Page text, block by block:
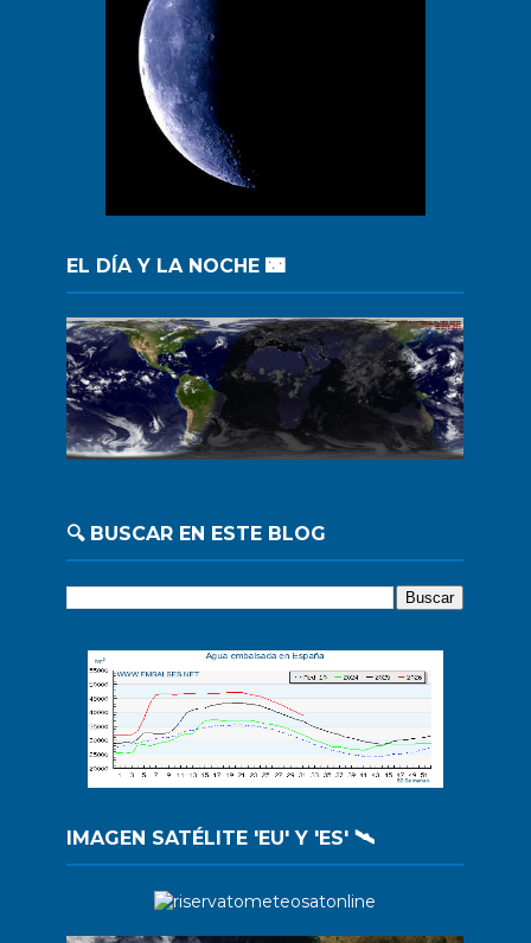
EL DÍA Y LA NOCHE 🌃
🔍 BUSCAR EN ESTE BLOG
IMAGEN SATÉLITE 'EU' Y 'ES' 🛰️